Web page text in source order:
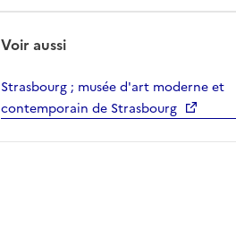
Voir aussi
Strasbourg ; musée d'art moderne et
contemporain de Strasbourg